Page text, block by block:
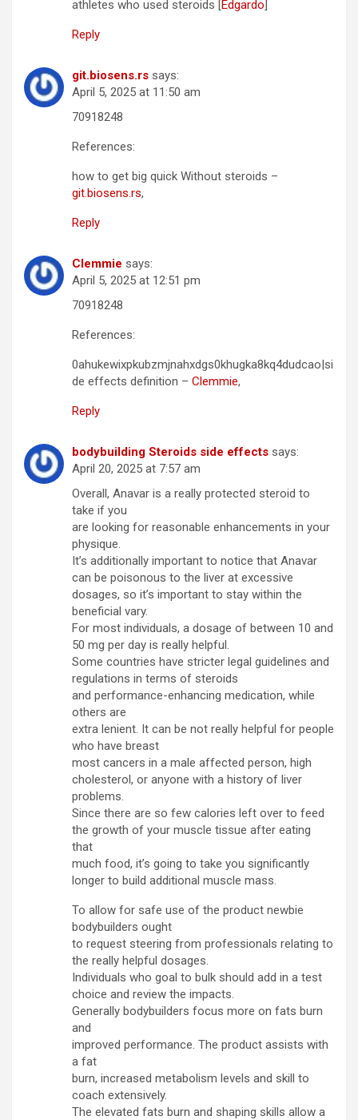
athletes who used steroids [ Edgardo
Reply
git.biosens.rs says:
April 5, 2025 at 11:50 am
70918248
References:
how to get big quick Without steroids –
git.biosens.rs,
Reply
Clemmie says:
April 5, 2025 at 12:51 pm
70918248
References:
0ahukewixpkubzmjnahxdgs0khugka8kq4dudcao|si
de effects definition – Clemmie,
Reply
bodybuilding Steroids side effects says:
April 20, 2025 at 7:57 am
Overall, Anavar is a really protected steroid to
take if you
are looking for reasonable enhancements in your
physique.
It’s additionally important to notice that Anavar
can be poisonous to the liver at excessive
dosages, so it’s important to stay within the
beneficial vary.
For most individuals, a dosage of between 10 and
50 mg per day is really helpful.
Some countries have stricter legal guidelines and
regulations in terms of steroids
and performance-enhancing medication, while
others are
extra lenient. It can be not really helpful for people
who have breast
most cancers in a male affected person, high
cholesterol, or anyone with a history of liver
problems.
Since there are so few calories left over to feed
the growth of your muscle tissue after eating
that
much food, it’s going to take you significantly
longer to build additional muscle mass.
To allow for safe use of the product newbie
bodybuilders ought
to request steering from professionals relating to
the really helpful dosages.
Individuals who goal to bulk should add in a test
choice and review the impacts.
Generally bodybuilders focus more on fats burn
and
improved performance. The product assists with
a fat
burn, increased metabolism levels and skill to
coach extensively.
The elevated fats burn and shaping skills allow a